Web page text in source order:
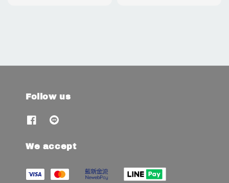
Follow us
We accept